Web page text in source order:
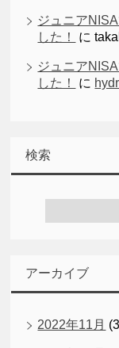
ジュニア
した！
に
ジュニア
した！
に
検索
アーカイブ
2022年11月